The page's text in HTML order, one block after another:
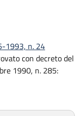
1993, n. 24
con decreto del
1990, n. 285: